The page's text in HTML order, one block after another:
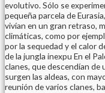
evolutivo. Sólo se
pequeña parcela de
vivían en un gran retraso,
climáticas, como por
por la sequedad y el calor
de la jungla inexpu En el
clanes, que descendían de
surgen las aldeas, con
reunión de varios clanes,